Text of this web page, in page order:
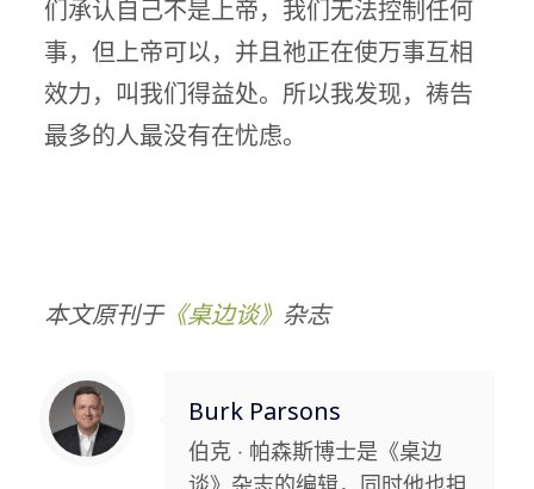
们承认自己不是上帝，我们无法控制任何
事，但上帝可以，并且祂正在使万事互相
效力，叫我们得益处。所以我发现，祷告
最多的人最没有在忧虑。
本文原刊于《桌边谈》 杂志
Burk Parsons
伯克 ‧ 帕森斯博士是《桌边